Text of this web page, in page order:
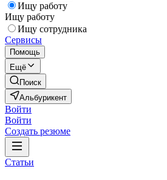
Ищу работу
Ищу работу
Ищу сотрудника
Сервисы
Помощь
Ещё
Поиск
Альбурикент
Войти
Войти
Создать резюме
Статьи